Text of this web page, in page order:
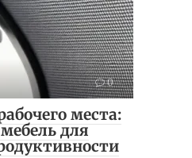
0
места:
для